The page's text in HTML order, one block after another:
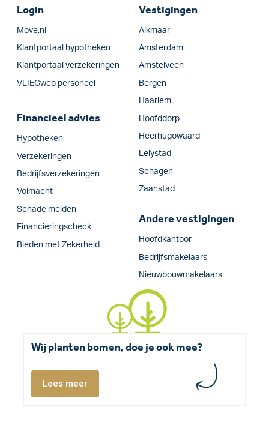
Login
Move.nl
Klantportaal hypotheken
Klantportaal verzekeringen
VLIEGweb personeel
Financieel advies
Hypotheken
Verzekeringen
Bedrijfs­verzekeringen
Volmacht
Schade melden
Financieringscheck
Bieden met Zekerheid
Vestigingen
Alkmaar
Amsterdam
Amstelveen
Bergen
Haarlem
Hoofddorp
Heerhugowaard
Lelystad
Schagen
Zaanstad
Andere vestigingen
Hoofdkantoor
Bedrijfsmakelaars
Nieuwbouwmakelaars
Wij planten bomen, doe je ook mee?
Lees meer